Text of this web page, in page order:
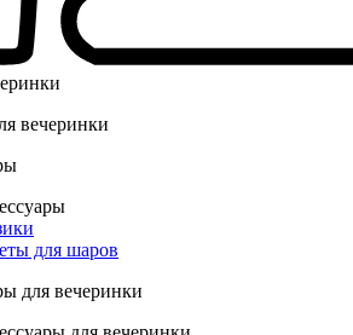
вечеринки
для шаров
для вечеринки